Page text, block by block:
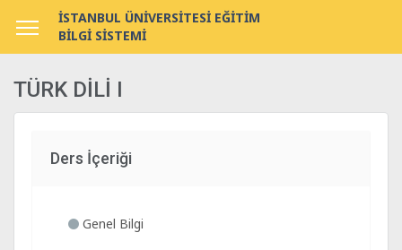
İSTANBUL ÜNİVERSİTESİ EĞİTİM
BİLGİ SİSTEMİ
TÜRK DİLİ I
Ders İçeriği
Genel Bilgi